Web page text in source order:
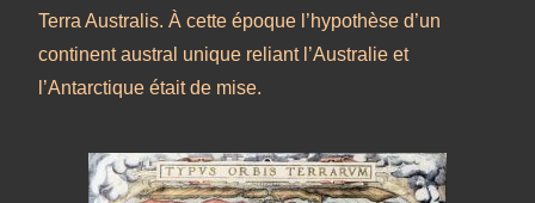
Terra Australis. À cette époque l’hypothèse d’un
continent austral unique reliant l’Australie et
l’Antarctique était de mise.